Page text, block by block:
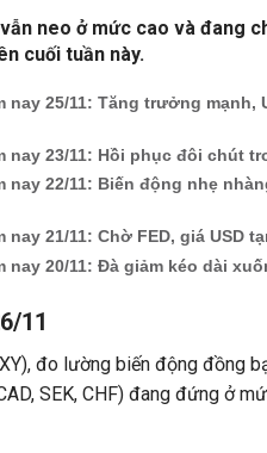
neo ở mức cao và đang
cuối tuần này.
nay 25/11: Tăng trưởng mạnh,
nay 23/11: Hồi phục đôi chút
nay 22/11: Biến động nhẹ
nay 21/11: Chờ FED, giá USD
nay 20/11: Đà giảm kéo dài
11
đo lường biến động đồng
SEK, CHF) đang đứng ở